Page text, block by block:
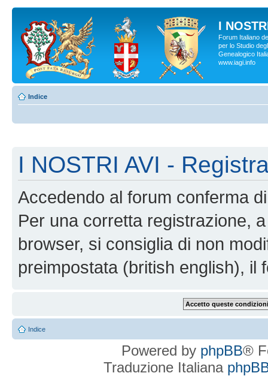
I
Forum Italiano
per lo Studio
Genealogico
www.iagi.info
Indice
I NOSTRI AVI -
Accedendo al forum conferma
Per una corretta registrazione,
browser, si consiglia di non
preimpostata (british english), il
Indice
Powered by phpBB®
Traduzione Italiana